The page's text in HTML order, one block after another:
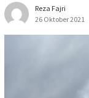
Reza Fajri
26 Oktober 2021